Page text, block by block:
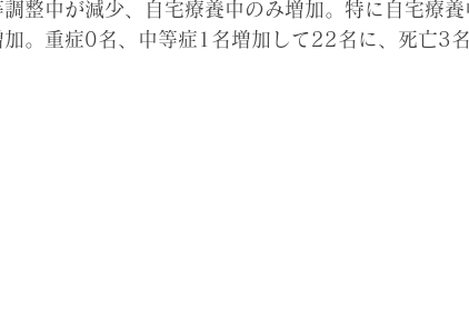
整中が減少、自宅療養中のみ増加。特に自宅療養
。 重症0名、中等症1名増加して22名に、死亡3